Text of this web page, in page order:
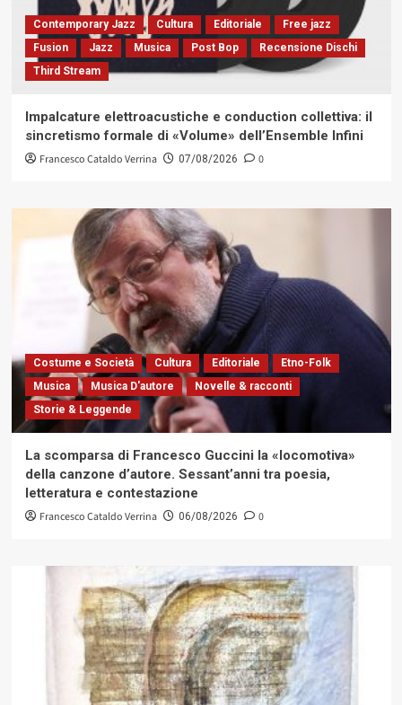
Contemporary Jazz Cultura Editoriale
Free jazz
Fusion
Jazz Musica Post Bop
Recensione Dischi
Third Stream
Impalcature elettroacustiche e conduction collettiva: il
sincretismo formale di «Volume» dell’Ensemble Infini
Francesco Cataldo Verrina 07/08/2026 0
Costume e Società Cultura Editoriale
Etno-Folk
Musica
Musica D'autore
Novelle & racconti
Storie & Leggende
La scomparsa di Francesco Guccini la «locomotiva»
della canzone d’autore. Sessant’anni tra poesia,
letteratura e contestazione
Francesco Cataldo Verrina 06/08/2026 0